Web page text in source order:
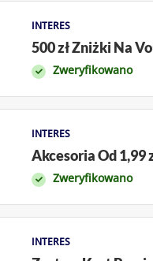
INTERES
500 zł Zniżki Na
Zweryfikowano
INTERES
Akcesoria Od 1,99
Zweryfikowano
INTERES